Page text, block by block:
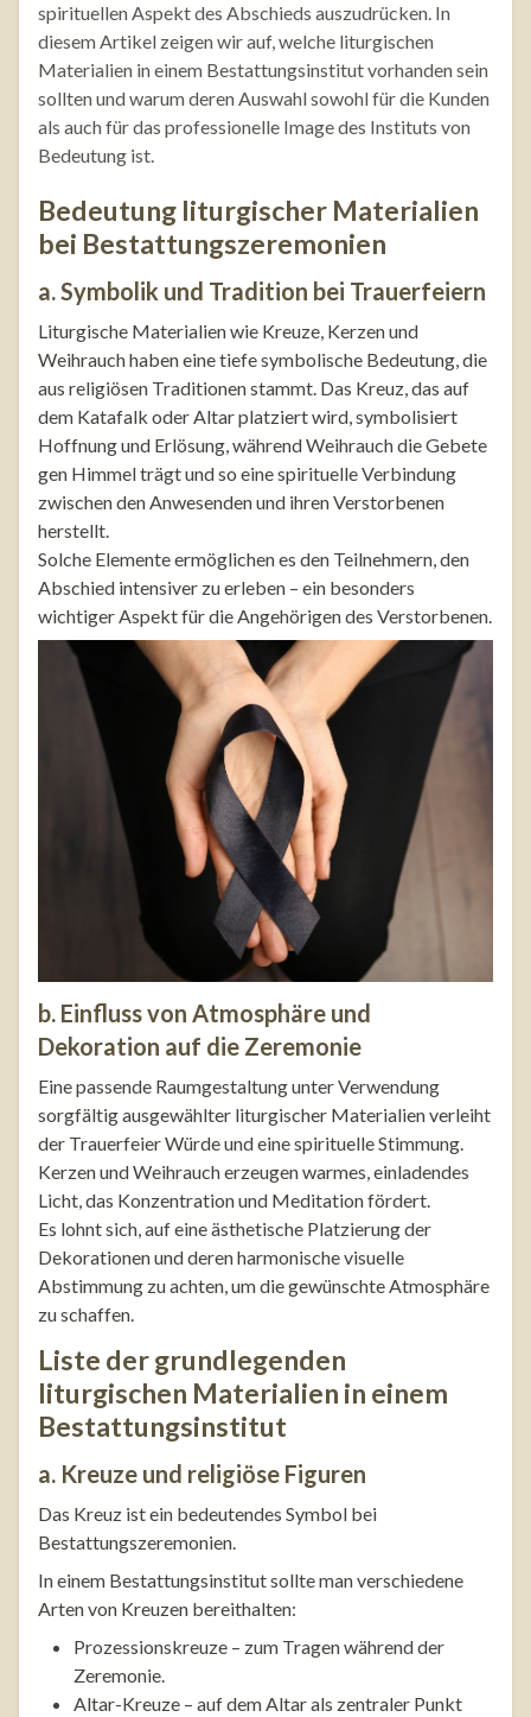
spirituellen Aspekt des Abschieds auszudrücken. In
diesem Artikel zeigen wir auf, welche liturgischen
Materialien in einem Bestattungsinstitut vorhanden sein
sollten und warum deren Auswahl sowohl für die Kunden
als auch für das professionelle Image des Instituts von
Bedeutung ist.
Bedeutung liturgischer Materialien
bei Bestattungszeremonien
a. Symbolik und Tradition bei Trauerfeiern
Liturgische Materialien wie Kreuze, Kerzen und
Weihrauch haben eine tiefe symbolische Bedeutung, die
aus religiösen Traditionen stammt. Das Kreuz, das auf
dem Katafalk oder Altar platziert wird, symbolisiert
Hoffnung und Erlösung, während Weihrauch die Gebete
gen Himmel trägt und so eine spirituelle Verbindung
zwischen den Anwesenden und ihren Verstorbenen
herstellt.
Solche Elemente ermöglichen es den Teilnehmern, den
Abschied intensiver zu erleben – ein besonders
wichtiger Aspekt für die Angehörigen des Verstorbenen.
b. Einfluss von Atmosphäre und
Dekoration auf die Zeremonie
Eine passende Raumgestaltung unter Verwendung
sorgfältig ausgewählter liturgischer Materialien verleiht
der Trauerfeier Würde und eine spirituelle Stimmung.
Kerzen und Weihrauch erzeugen warmes, einladendes
Licht, das Konzentration und Meditation fördert.
Es lohnt sich, auf eine ästhetische Platzierung der
Dekorationen und deren harmonische visuelle
Abstimmung zu achten, um die gewünschte Atmosphäre
zu schaffen.
Liste der grundlegenden
liturgischen Materialien in einem
Bestattungsinstitut
a. Kreuze und religiöse Figuren
Das Kreuz ist ein bedeutendes Symbol bei
Bestattungszeremonien.
In einem Bestattungsinstitut sollte man verschiedene
Arten von Kreuzen bereithalten:
Prozessionskreuze – zum Tragen während der
Zeremonie.
Altar-Kreuze – auf dem Altar als zentraler Punkt